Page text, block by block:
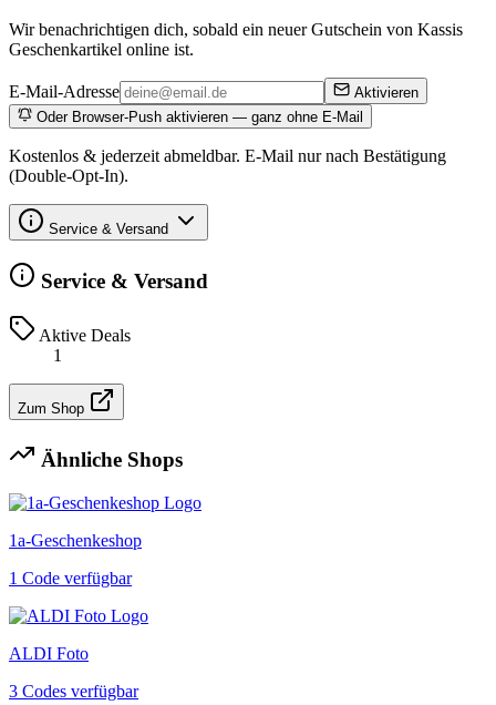
Wir benachrichtigen dich, sobald ein neuer Gutschein von Kassis
Geschenkartikel online ist.
E-Mail-Adresse
Aktivieren
Oder Browser-Push aktivieren — ganz ohne E-Mail
Kostenlos & jederzeit abmeldbar. E-Mail nur nach Bestätigung
(Double-Opt-In).
Service & Versand
Service & Versand
Aktive Deals
1
Zum Shop
Ähnliche Shops
1a-Geschenkeshop
1 Code verfügbar
ALDI Foto
3 Codes verfügbar